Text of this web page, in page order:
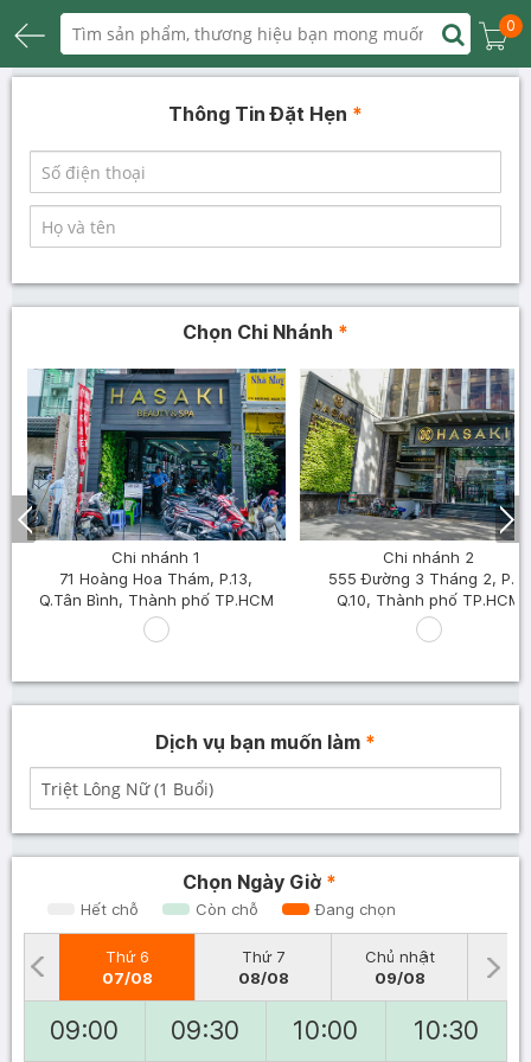
0
Thông Tin Đặt Hẹn *
Chọn Chi Nhánh *
Chi nhánh 1
71 Hoàng Hoa Thám, P.13,
Q.Tân Bình, Thành phố TP.HCM
Chi nhánh 2
555 Đường 3 Tháng 2, P.8,
Q.10, Thành phố TP.HCM
Dịch vụ bạn muốn làm *
Chọn Ngày Giờ *
Hết chỗ Còn chỗ Đang chọn
Thứ 6
07/08
Thứ 7
08/08
Chủ nhật
09/08
09:00 09:30 10:00 10:30